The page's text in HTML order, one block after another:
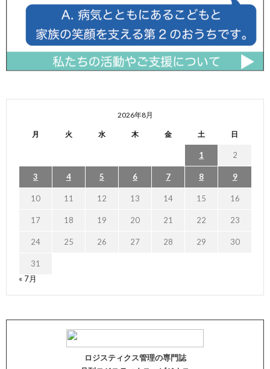
2026年8月
月 火 水 木 金 土 日
1 2
3 4 5 6 7 8 9
10 11 12 13 14 15 16
17 18 19 20 21 22 23
24 25 26 27 28 29 30
31
« 7月
ロジスティクス管理の専門誌